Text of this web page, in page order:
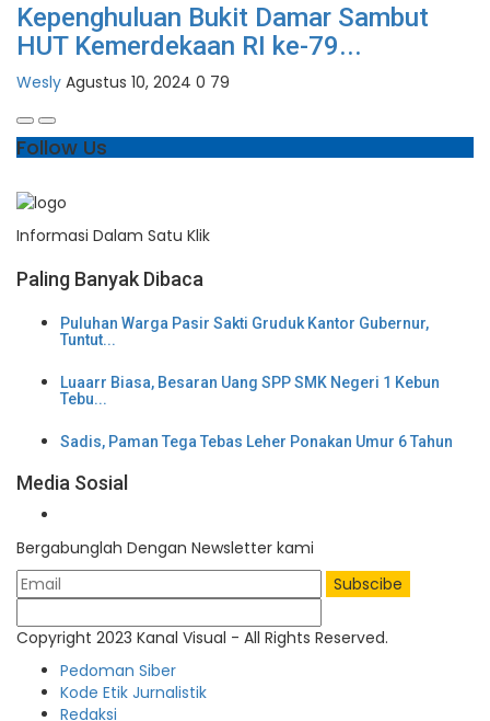
Kepenghuluan Bukit Damar Sambut
HUT Kemerdekaan RI ke-79...
Wesly Agustus 10, 2024 0 79
Follow Us
Informasi Dalam Satu Klik
Paling Banyak Dibaca
Puluhan Warga Pasir Sakti Gruduk Kantor Gubernur,
Tuntut...
Luaarr Biasa, Besaran Uang SPP SMK Negeri 1 Kebun
Tebu...
Sadis, Paman Tega Tebas Leher Ponakan Umur 6 Tahun
Media Sosial
Bergabunglah Dengan Newsletter kami
Subscibe
Copyright 2023 Kanal Visual - All Rights Reserved.
Pedoman Siber
Kode Etik Jurnalistik
Redaksi